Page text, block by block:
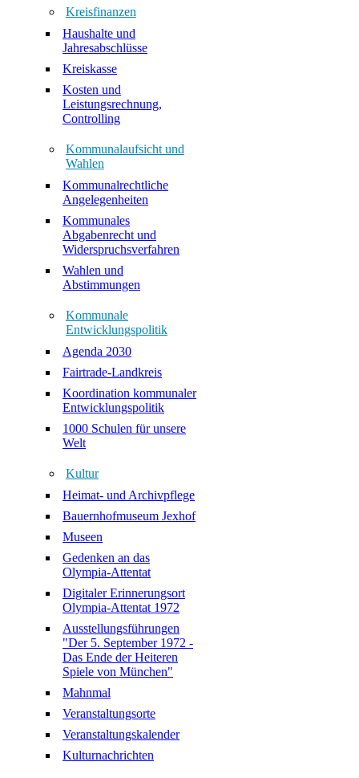
Kreisfinanzen
Haushalte und
Jahresabschlüsse
Kreiskasse
Kosten und
Leistungsrechnung,
Controlling
Kommunalaufsicht und
Wahlen
Kommunalrechtliche
Angelegenheiten
Kommunales
Abgabenrecht und
Widerspruchsverfahren
Wahlen und
Abstimmungen
Kommunale
Entwicklungspolitik
Agenda 2030
Fairtrade-Landkreis
Koordination kommunaler
Entwicklungspolitik
1000 Schulen für unsere
Welt
Kultur
Heimat- und Archivpflege
Bauernhofmuseum Jexhof
Museen
Gedenken an das
Olympia-Attentat
Digitaler Erinnerungsort
Olympia-Attentat 1972
Ausstellungsführungen
"Der 5. September 1972 -
Das Ende der Heiteren
Spiele von München"
Mahnmal
Veranstaltungsorte
Veranstaltungskalender
Kulturnachrichten